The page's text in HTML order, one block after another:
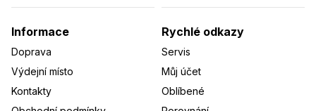
Informace
Doprava
Výdejní místo
Kontakty
Rychlé odkazy
Servis
Můj účet
Oblíbené